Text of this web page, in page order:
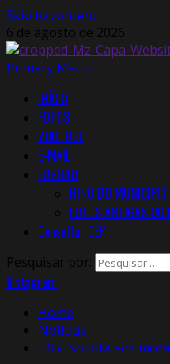
Skip to content
6 de agosto de 2026
Primary Menu
INÍCIO
FOTOS
YOUTUBE
E-MAIL
EUSÉBIO
HINO DO MUNICÍPIO
FOTOS ANTIGAS DO
Consultar CEP
Pesquisar por:
Instagram
Home
Notícias
IBGE solicita aos